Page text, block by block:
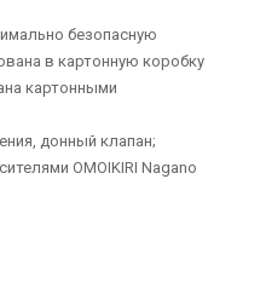
безопасную
в картонную коробку
картонными
донный клапан;
OMOIKIRI Nagano